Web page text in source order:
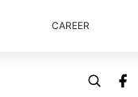
CAREER